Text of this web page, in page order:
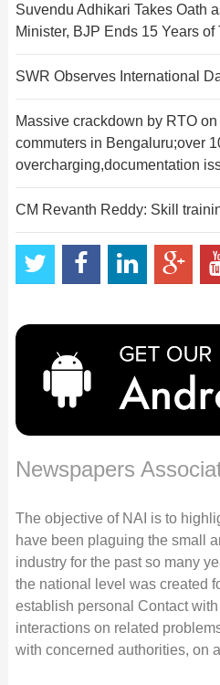
Suvendu Adhikari Takes Oath
Minister, BJP Ends 15 Years
SWR Observes International
Massive crackdown by RTO
commuters in Bengaluru;over
overcharging,documentation
CM Revanth Reddy: Skill
Newspapers
The objective of NAI is to
have been plaguing the small
industry for the past so many
the national level was created
establish personal Contact
interactions on related
with concerned authorities, on